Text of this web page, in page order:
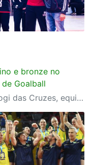
e bronze no
Goalball
Competindo em casa, no SESI Mogi das Cruzes, equipes do SESI-SP encerram a competição com duas medalhas e reforçam a tradição da instituição entre as principais forças do goalball brasileiro.